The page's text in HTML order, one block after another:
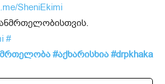
SheniEkimi
#
#აქხარისხია #drpkhaka